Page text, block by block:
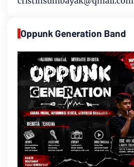
Oppunk Generation Band